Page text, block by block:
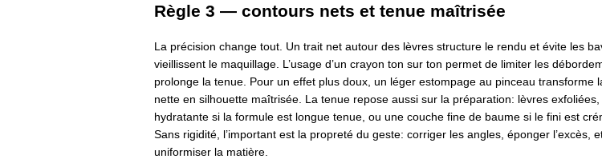
Règle 3 — contours nets et tenue maîtrisée
La précision change tout. Un trait net autour des lèvres structure le rendu et évite les
vieillissent le maquillage. L’usage d’un crayon ton sur ton permet de limiter les
prolonge la tenue. Pour un effet plus doux, un léger estompage au pinceau transforme
nette en silhouette maîtrisée. La tenue repose aussi sur la préparation: lèvres
hydratante si la formule est longue tenue, ou une couche fine de baume si le fini est
Sans rigidité, l’important est la propreté du geste: corriger les angles, éponger l’excès,
uniformiser la matière.